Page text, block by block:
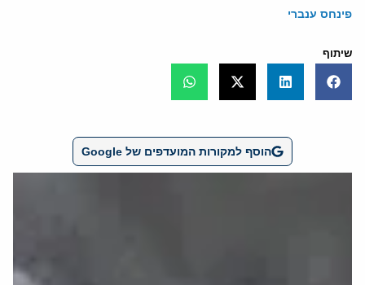
פינחס ענברי
שיתוף
הוסף למקורות המועדפים של Google